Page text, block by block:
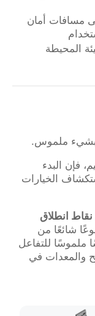
مسافات أمان
المحيطة
بشيء ملموس.
فإن البدء
الخيارات
نقاط انطلاق
شائعًا من
ملموسًا للتفاعل
والمعدات في